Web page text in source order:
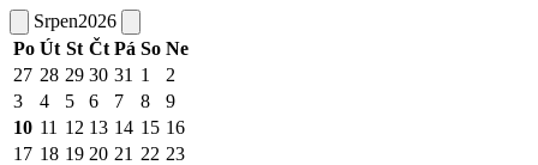
Srpen2026
Po Út St Čt Pá So Ne
27 28 29 30 31 1
2
3
4 5 6 7 8
9
10 11 12 13 14 15 16
17 18 19 20 21 22 23